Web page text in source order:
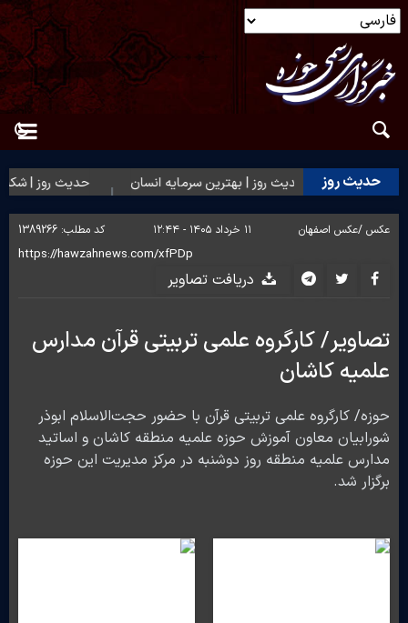
حدیث روز حدیث روز | بهترین سرمایه انسان حدیث روز |
عکس /عکس اصفهان ۱۱ خرداد ۱۴۰۵ - ۱۲:۴۴ کد مطلب: 1389266
دریافت تصاویر
تصاویر/ کارگروه علمی تربیتی قرآن مدارس
علمیه کاشان
حوزه/ کارگروه علمی تربیتی قرآن با حضور حجت‌الاسلام ابوذر
شورابیان معاون آموزش حوزه علمیه منطقه کاشان و اساتید
مدارس علمیه منطقه روز دوشنبه در مرکز مدیریت این حوزه
برگزار شد.